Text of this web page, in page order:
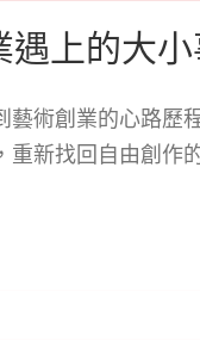
遇上的大
藝術創業的心路歷
重新找回自由創作